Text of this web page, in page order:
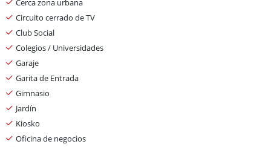
Cerca zona urbana
Circuito cerrado de TV
Club Social
Colegios / Universidades
Garaje
Garita de Entrada
Gimnasio
Jardín
Kiosko
Oficina de negocios